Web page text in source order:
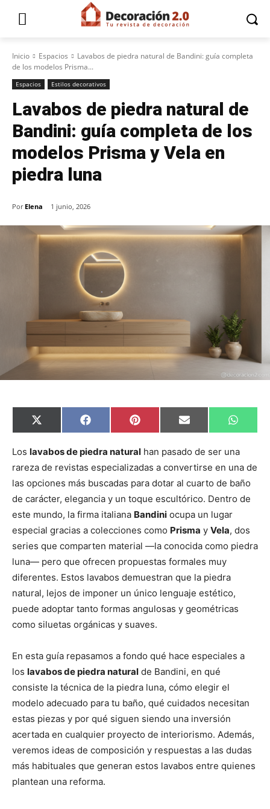
Inicio Espacios
Lavabos de piedra natural de Bandini: guía completa
de los modelos Prisma...
Espacios Estilos decorativos
Lavabos de piedra natural de
Bandini: guía completa de los
modelos Prisma y Vela en
piedra luna
Por Elena 1 junio, 2026
C
o
p
r
t
i
r
e
n
X
(
w
t
t
e
r
)
C
o
p
r
t
i
r
e
n
F
a
e
o
o
k
C
o
p
r
i
r
e
n
P
i
t
r
e
s
t
C
o
p
r
i
r
e
n
E
m
i
C
o
p
r
i
r
e
W
h
t
A
p
p
Los lavabos de piedra natural han pasado de ser una
rareza de revistas especializadas a convertirse en una de
las opciones más buscadas para dotar al cuarto de baño
de carácter, elegancia y un toque escultórico. Dentro de
este mundo, la firma italiana Bandini ocupa un lugar
especial gracias a colecciones como Prisma y Vela, dos
series que comparten material —la conocida como piedra
luna— pero que ofrecen propuestas formales muy
diferentes. Estos lavabos demuestran que la piedra
natural, lejos de imponer un único lenguaje estético,
puede adoptar tanto formas angulosas y geométricas
como siluetas orgánicas y suaves.
En esta guía repasamos a fondo qué hace especiales a
los lavabos de piedra natural de Bandini, en qué
consiste la técnica de la piedra luna, cómo elegir el
modelo adecuado para tu baño, qué cuidados necesitan
estas piezas y por qué siguen siendo una inversión
acertada en cualquier proyecto de interiorismo. Además,
veremos ideas de composición y respuestas a las dudas
más habituales que generan estos lavabos entre quienes
plantean una reforma.